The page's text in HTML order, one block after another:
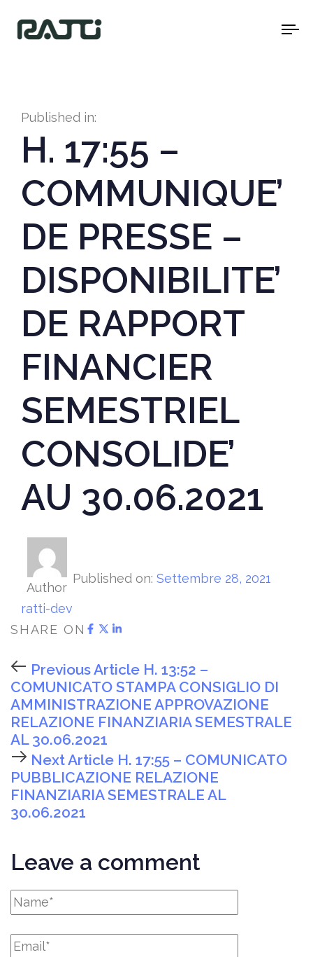
Published in:
H. 17:55 –
COMMUNIQUE’
DE PRESSE –
DISPONIBILITE’
DE RAPPORT
FINANCIER
SEMESTRIEL
CONSOLIDE’
AU 30.06.2021
Author
ratti-dev
Published on: Settembre 28, 2021
SHARE ON
Previous Article H. 13:52 –
COMUNICATO STAMPA CONSIGLIO DI
AMMINISTRAZIONE APPROVAZIONE
RELAZIONE FINANZIARIA SEMESTRALE
AL 30.06.2021
Next Article H. 17:55 – COMUNICATO
PUBBLICAZIONE RELAZIONE
FINANZIARIA SEMESTRALE AL
30.06.2021
Leave a comment